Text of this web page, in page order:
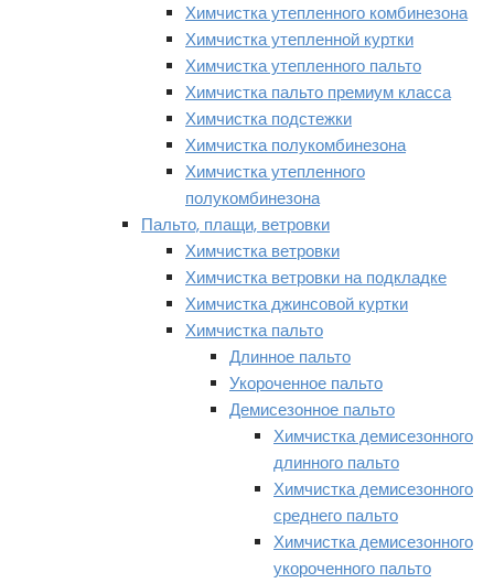
Химчистка утепленного комбинезона
Химчистка утепленной куртки
Химчистка утепленного пальто
Химчистка пальто премиум класса
Химчистка подстежки
Химчистка полукомбинезона
Химчистка утепленного
полукомбинезона
Пальто, плащи, ветровки
Химчистка ветровки
Химчистка ветровки на подкладке
Химчистка джинсовой куртки
Химчистка пальто
Длинное пальто
Укороченное пальто
Демисезонное пальто
Химчистка демисезонного
длинного пальто
Химчистка демисезонного
среднего пальто
Химчистка демисезонного
укороченного пальто